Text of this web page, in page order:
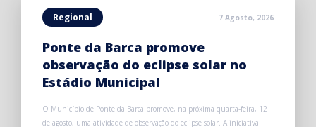
Regional 7 Agosto, 2026
Ponte da Barca promove
observação do eclipse solar no
Estádio Municipal
O Município de Ponte da Barca promove, na próxima quarta-feira, 12
de agosto, uma atividade de observação do eclipse solar. A iniciativa